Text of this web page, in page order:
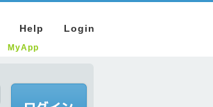
Help Login
MyApp